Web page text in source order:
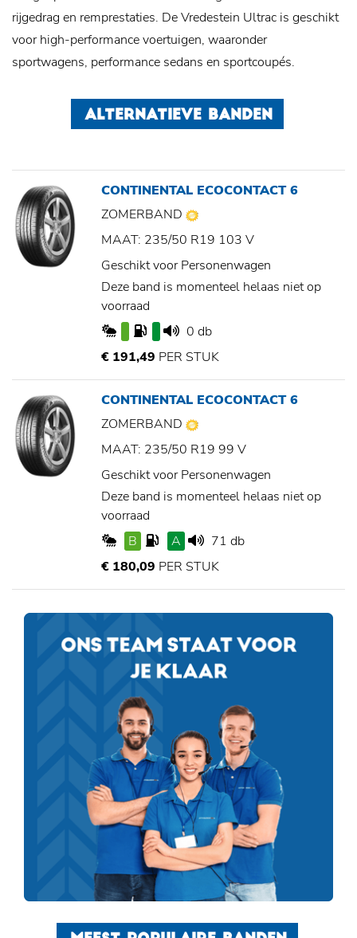
rijgedrag en remprestaties. De Vredestein Ultrac is geschikt
voor high-performance voertuigen, waaronder
sportwagens, performance sedans en sportcoupés.
ALTERNATIEVE BANDEN
CONTINENTAL ECOCONTACT 6
ZOMERBAND
MAAT: 235/50 R19 103 V
Geschikt voor Personenwagen
Deze band is momenteel helaas niet op
voorraad
0 db
€ 191,49 PER STUK
CONTINENTAL ECOCONTACT 6
ZOMERBAND
MAAT: 235/50 R19 99 V
Geschikt voor Personenwagen
Deze band is momenteel helaas niet op
voorraad
B
A
71 db
€ 180,09 PER STUK